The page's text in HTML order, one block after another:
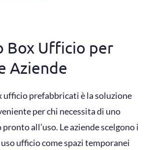
Box Ufficio per
Aziende
ufficio prefabbricati è la soluzione
per chi necessita di uno
all’uso. Le aziende scelgono i
ufficio come spazi temporanei